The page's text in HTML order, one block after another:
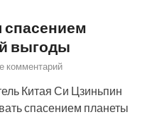
спасением
выгоды
комментарий
Китая Си Цзиньпин
спасением планеты